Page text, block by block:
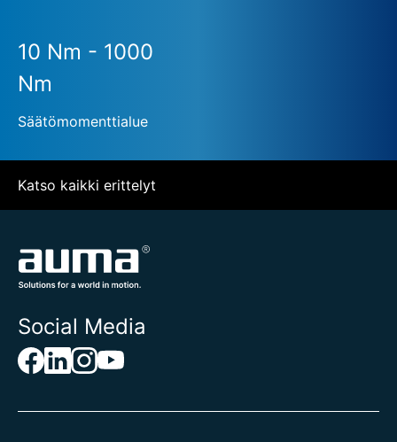
10 Nm - 1000
Nm
Säätömomenttialue
Katso kaikki erittelyt
Social Media